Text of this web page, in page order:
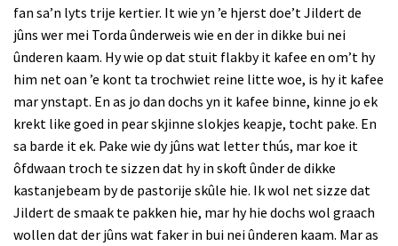
fan sa’n lyts trije kertier. It wie yn ’e hjerst doe’t Jildert de
jûns wer mei Torda ûnderweis wie en der in dikke bui nei
ûnderen kaam. Hy wie op dat stuit flakby it kafee en om’t hy
him net oan ’e kont ta trochwiet reine litte woe, is hy it kafee
mar ynstapt. En as jo dan dochs yn it kafee binne, kinne jo ek
krekt like goed in pear skjinne slokjes keapje, tocht pake. En
sa barde it ek. Pake wie dy jûns wat letter thús, mar koe it
ôfdwaan troch te sizzen dat hy in skoft ûnder de dikke
kastanjebeam by de pastorije skûle hie. Ik wol net sizze dat
Jildert de smaak te pakken hie, mar hy hie dochs wol graach
wollen dat der jûns wat faker in bui nei ûnderen kaam. Mar as